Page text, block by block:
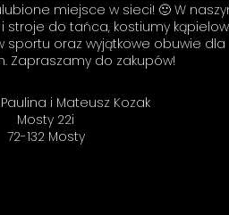
miejsce w sieci! 🙂 W
stroje do tańca, kostiumy
sportu oraz wyjątkowe obuwie dla
Zapraszamy do zakupów!
Paulina i Mateusz Kozak
Mosty 22i
72-132 Mosty